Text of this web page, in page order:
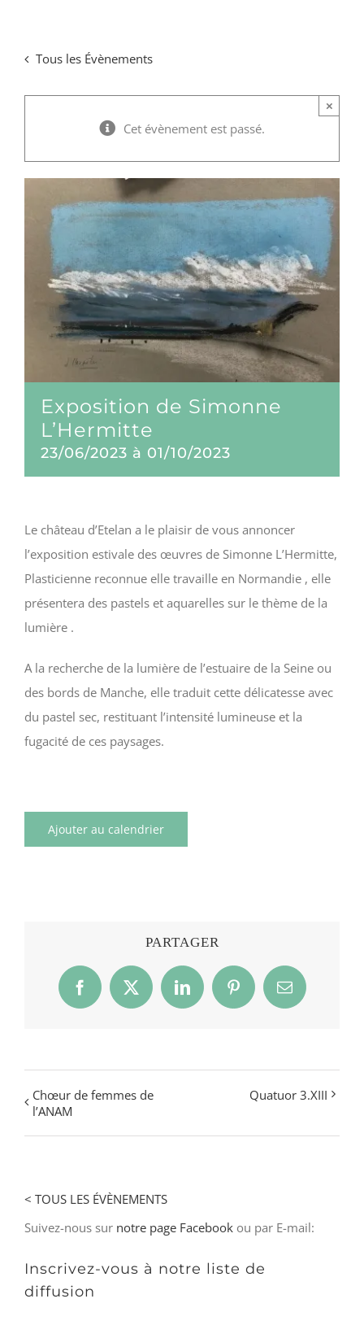
contenuTous les Évènements
Cet évènement est passé.
×
Exposition de Simonne
L’Hermitte
23/06/2023 à 01/10/2023
Le château d’Etelan a le plaisir de vous annoncer
l’exposition estivale des œuvres de Simonne L’Hermitte,
Plasticienne reconnue elle travaille en Normandie , elle
présentera des pastels et aquarelles sur le thème de la
lumière .
A la recherche de la lumière de l’estuaire de la Seine ou
des bords de Manche, elle traduit cette délicatesse avec
du pastel sec, restituant l’intensité lumineuse et la
fugacité de ces paysages.
Ajouter au calendrier
PARTAGER
Facebook
X LinkedInPinterestEmail
Chœur de femmes de
l’ANAM
Quatuor 3.XIII
< TOUS LES ÉVÈNEMENTS
Suivez-nous sur notre page Facebook ou par E-mail:
Inscrivez-vous à notre liste de
diffusion